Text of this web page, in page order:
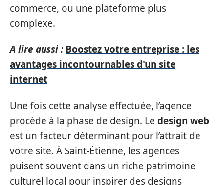
commerce, ou une plateforme plus
complexe.
A lire aussi : Boostez votre entreprise : les
avantages incontournables d'un site
internet
Une fois cette analyse effectuée, l’agence
procède à la phase de design. Le design web
est un facteur déterminant pour l’attrait de
votre site. À Saint-Étienne, les agences
puisent souvent dans un riche patrimoine
culturel local pour inspirer des designs